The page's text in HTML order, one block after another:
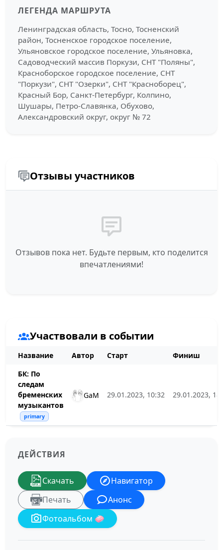
ЛЕГЕНДА МАРШРУТА
Ленинградская область, Тосно, Тосненский
район, Тосненское городское поселение,
Ульяновское городское поселение, Ульяновка,
Садоводческий массив Поркузи, СНТ "Поляны",
Красноборское городское поселение, СНТ
"Поркузи", СНТ "Озерки", СНТ "Красноборец",
Красный Бор, Санкт-Петербург, Колпино,
Шушары, Петро-Славянка, Обухово,
Александровский округ, округ № 72
Отзывы участников
Отзывов пока нет. Будьте первым, кто поделится
впечатлениями!
Участвовали в событии
Название Автор Старт
Финиш
БК: По
следам
бременских
музыкантов
primary
GaM 29.01.2023, 10:32 29.01.2023,
ДЕЙСТВИЯ
Скачать
Навигатор
Печать
Анонс
Фотоальбом 🧼